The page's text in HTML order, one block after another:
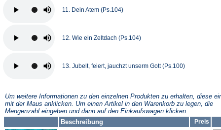
11. Dein Atem (Ps.104)
12. Wie ein Zeltdach (Ps.104)
13. Jubelt, feiert, jauchzt unserm Gott (Ps.100)
Um weitere Informationen zu den einzelnen Produkten zu erhalten, diese
mit der Maus anklicken. Um einen Artikel in den Warenkorb zu legen, die
Mengenzahl eingeben und dann auf den Einkaufswagen klicken.
Beschreibung
Preis